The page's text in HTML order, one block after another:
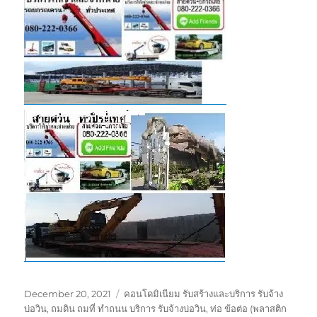
Posted
on
December 20, 2021 Tags
คอนโดมิเนียม รับสร้างและบริการ รับจ้าง
บ่อวิน, ถมดิน ถมที่ ทำถนน บริการ รับจ้างบ่อวิน,ท่อ ข้อต่อ (พลาสติก